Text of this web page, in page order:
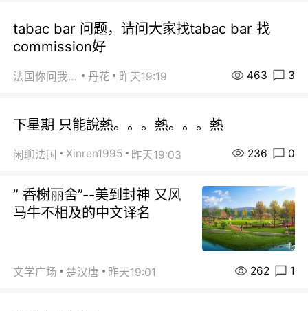
tabac bar 问题，请问大家找tabac bar 找
commission好
法国你问我答 丹花 昨天19:19 463 3
下星期 只能說熱。。。熱。。。熱
闲聊法国 Xinren1995 昨天19:03 236 0
” 香榭丽舍”--美到封神 又风
马牛不相及的中文译名
文学广场 楚汉唐 昨天19:01 262 1